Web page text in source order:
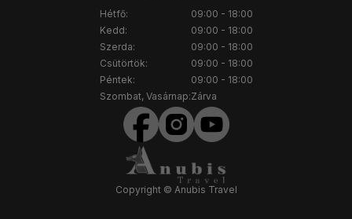
Hétfő:
Kedd:
Szerda:
Csütörtök:
Péntek:
Szombat, Vasárnap:
09:00 - 18:00
09:00 - 18:00
09:00 - 18:00
09:00 - 18:00
09:00 - 18:00
Zárva
Copyright © Anubis Travel